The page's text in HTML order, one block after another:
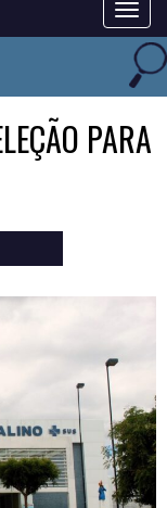
PARA